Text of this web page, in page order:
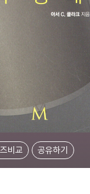
비교 공유하기